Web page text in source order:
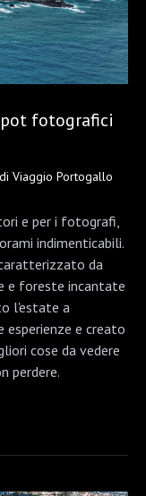
fotografici
Viaggio Portogallo
e per i fotografi,
indimenticabili.
da
e foreste incantate
l'estate a
e creato
cose da vedere
perdere.